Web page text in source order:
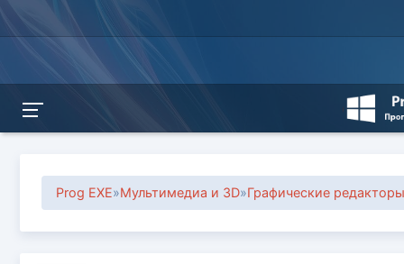
Prog EXE»Мультимедиа и 3D»Графические редакторы